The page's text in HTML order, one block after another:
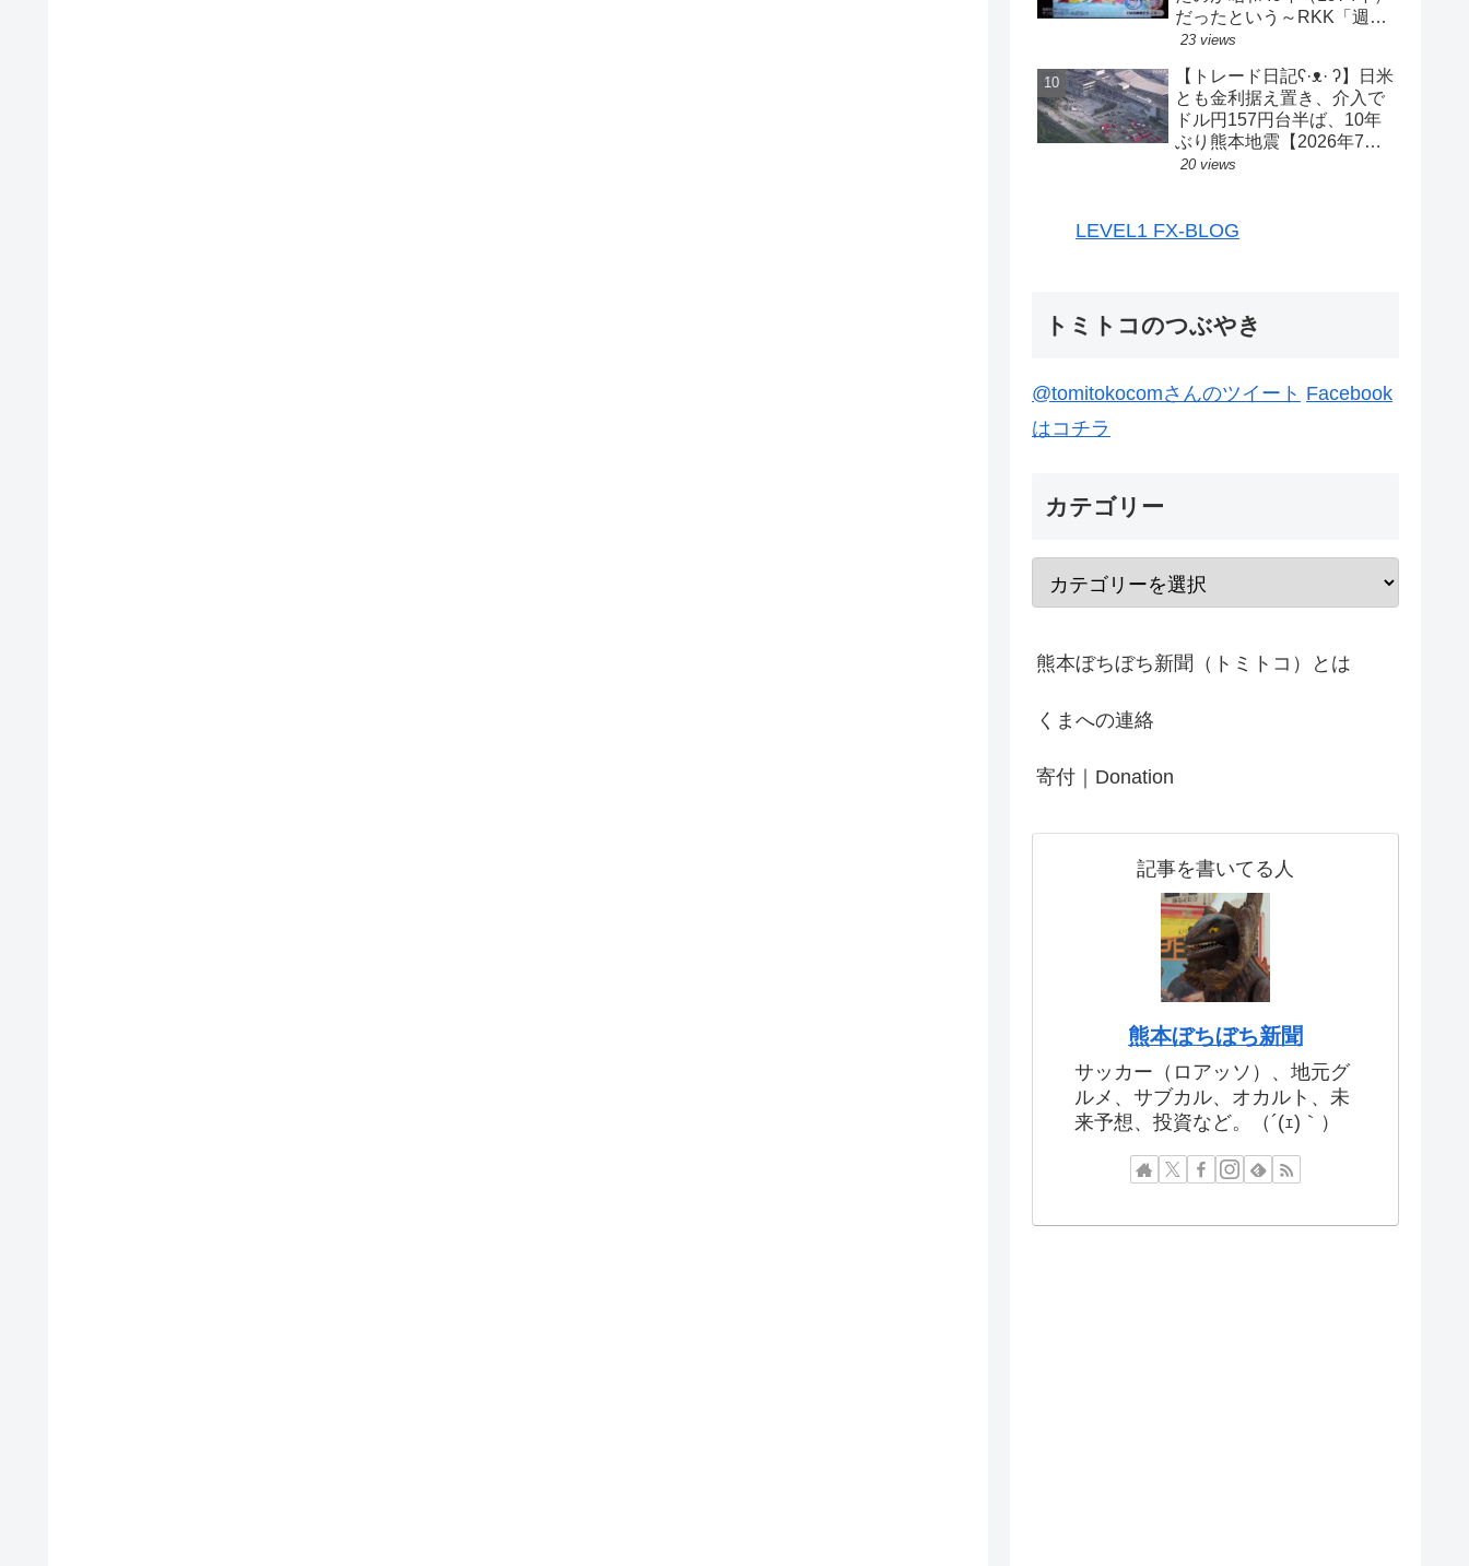
だったという～RKK「週刊
山崎くん」より
23 views
【トレード日記ʕ·ᴥ· ʔ】日米
とも金利据え置き、介入で
ドル円157円台半ば、10年
ぶり熊本地震【2026年7月
27日-31日｜投機433】
20 views
LEVEL1 FX-BLOG
トミトコのつぶやき
@tomitokocomさんのツイート Facebook
はコチラ
カテゴリー
熊本ぼちぼち新聞（トミトコ）とは
くまへの連絡
寄付｜Donation
記事を書いてる人
熊本ぼちぼち新聞
サッカー（ロアッソ）、地元グ
ルメ、サブカル、オカルト、未
来予想、投資など。（´(ｪ)｀）